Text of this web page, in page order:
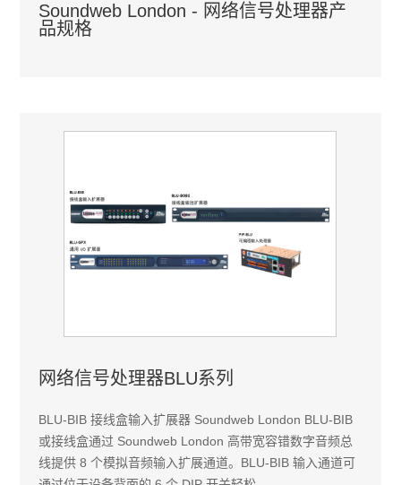
Soundweb London - 网络信号处理器产
品规格
网络信号处理器BLU系列
BLU-BIB 接线盒输入扩展器 Soundweb London BLU-BIB
或接线盒通过 Soundweb London 高带宽容错数字音频总
线提供 8 个模拟音频输入扩展通道。BLU-BIB 输入通道可